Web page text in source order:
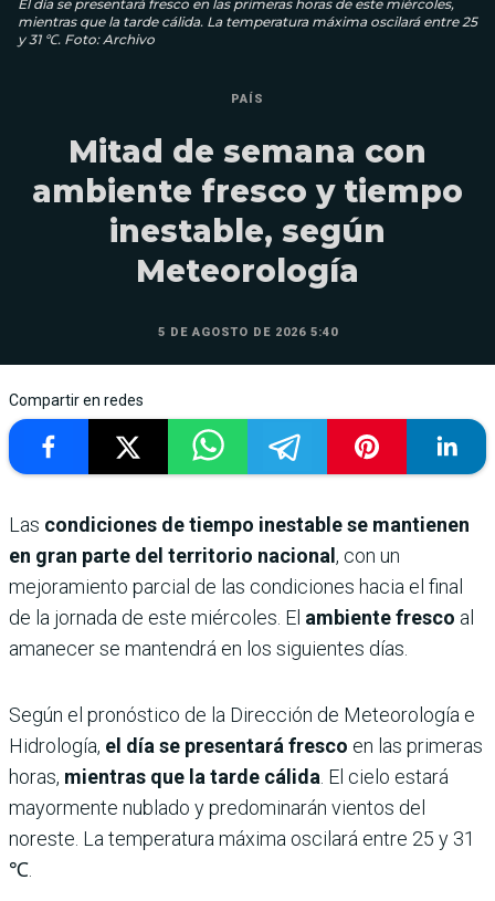
El día se presentará fresco en las primeras horas de este miércoles,
mientras que la tarde cálida. La temperatura máxima oscilará entre 25
y 31 ℃. Foto: Archivo
PAÍS
Mitad de semana con
ambiente fresco y tiempo
inestable, según
Meteorología
5 DE AGOSTO DE 2026 5:40
Compartir en redes
Las condiciones de tiempo inestable se mantienen
en gran parte del territorio nacional, con un
mejoramiento parcial de las condiciones hacia el final
de la jornada de este miércoles. El ambiente fresco al
amanecer se mantendrá en los siguientes días.
Según el pronóstico de la Dirección de Meteorología e
Hidrología, el día se presentará fresco en las primeras
horas, mientras que la tarde cálida . El cielo estará
mayormente nublado y predominarán vientos del
noreste. La temperatura máxima oscilará entre 25 y 31
℃.